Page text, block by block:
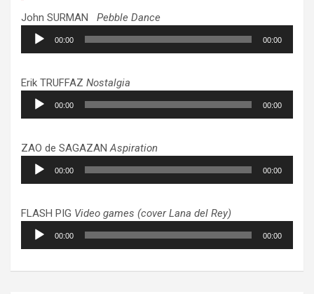
John SURMAN Pebble Dance
Lecteur
audio
00:00 00:00
Erik TRUFFAZ Nostalgia
Lecteur
audio
00:00 00:00
ZAO de SAGAZANAspiration
Lecteur
audio
00:00 00:00
FLASH PIG Video games (cover Lana del Rey)
Lecteur
audio
00:00 00:00